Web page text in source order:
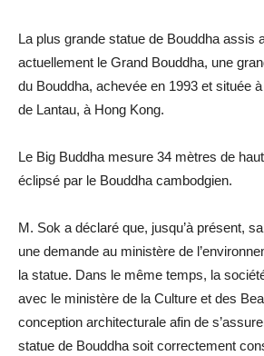
La plus grande statue de Bouddha assis
actuellement le Grand Bouddha, une
du Bouddha, achevée en 1993 et située
de Lantau, à Hong Kong.
Le Big Buddha mesure 34 mètres de
éclipsé par le Bouddha cambodgien.
M. Sok a déclaré que, jusqu’à présent,
une demande au ministère de
la statue. Dans le même temps, la
avec le ministère de la Culture et des
conception architecturale afin de
statue de Bouddha soit correctement